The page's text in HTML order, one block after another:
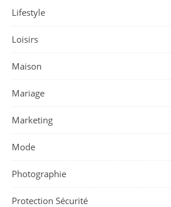
Lifestyle
Loisirs
Maison
Mariage
Marketing
Mode
Photographie
Protection Sécurité